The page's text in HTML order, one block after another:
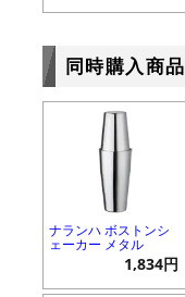
同時購入商品
ナランハ ボストンシ
ェーカー メタル
1,834円